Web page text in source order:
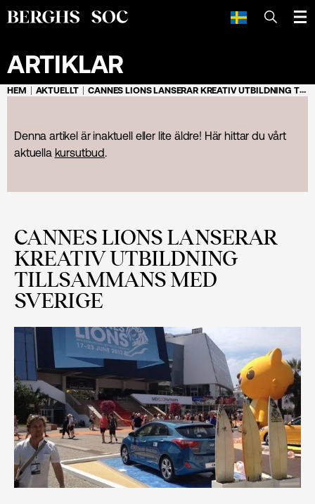
SÖK
ARTIKLAR
HEM AKTUELLT CANNES LIONS LANSERAR KREATIV UTBILDNING TILLSAMMANS MED SVERIGE
Denna artikel är inaktuell eller lite äldre! Här hittar du vårt
aktuella kursutbud.
CANNES LIONS LANSERAR
KREATIV UTBILDNING
TILLSAMMANS MED
SVERIGE